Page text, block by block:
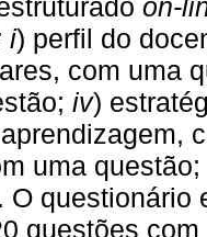
on-
i) perfil do
com uma
iv)
uma
O questionário
questões